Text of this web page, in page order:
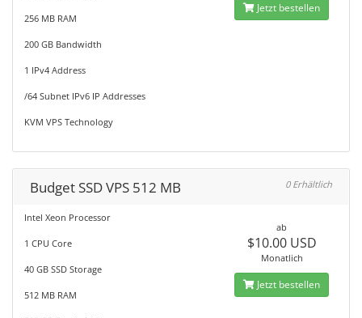
256 MB RAM
200 GB Bandwidth
1 IPv4 Address
/64 Subnet IPv6 IP Addresses
KVM VPS Technology
Jetzt bestellen
Budget SSD VPS 512 MB 0 Erhältlich
Intel Xeon Processor
1 CPU Core
40 GB SSD Storage
512 MB RAM
ab
$10.00 USD
Monatlich
Jetzt bestellen